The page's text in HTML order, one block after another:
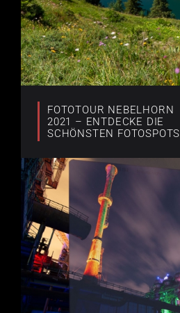
FOTOTOUR NEBELHORN
2021 – ENTDECKE DIE
SCHÖNSTEN FOTOSPOTS